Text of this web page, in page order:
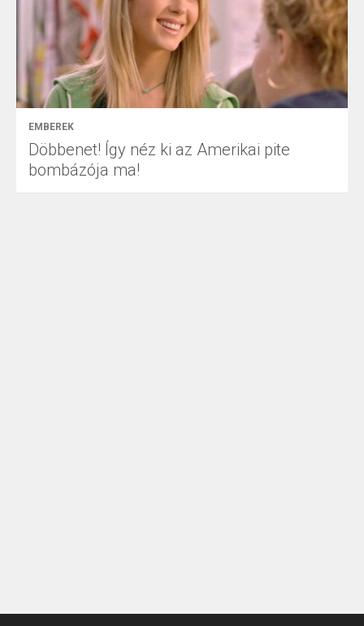
EMBEREK
Döbbenet! Így néz ki az Amerikai pite
bombázója ma!